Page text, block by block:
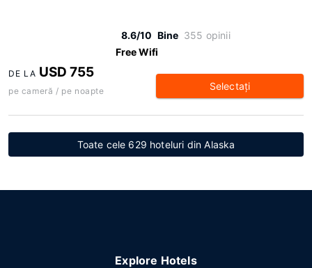
8.6/10 Bine 355 opinii
Free Wifi
DE LA USD 755
pe cameră / pe noapte Selectaţi
Toate cele 629 hoteluri din Alaska
Explore Hotels